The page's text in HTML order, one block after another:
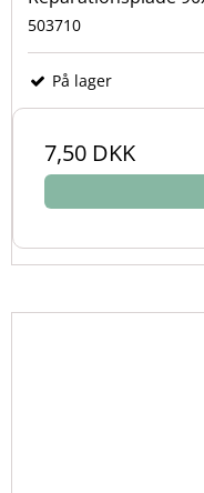
for både
503710
På lager
7,50 DKK